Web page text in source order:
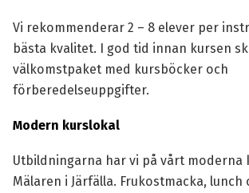
Vi rekommenderar 2 – 8 elever per
bästa kvalitet. I god tid innan kursen
välkomstpaket med kursböcker och
förberedelseuppgifter.
Modern kurslokal
Utbildningarna har vi på vårt
Mälaren i Järfälla. Frukostmacka, lunch